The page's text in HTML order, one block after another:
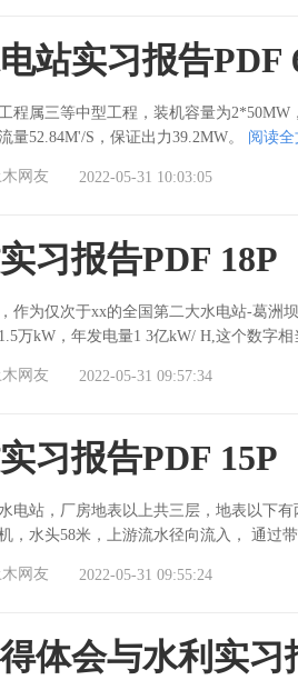
站实习报告PDF
程属三等中型工程，装机容量为
量52.84M'/S，保证出力39.2MW。 阅读全
木网友 2022-05-31 10:03:05
习报告PDF 18P
作为仅次于xx的全国第二大水电站-葛洲
万kW，年发电量1 3亿kW/ H,这个数字
木网友 2022-05-31 09:57:34
习报告PDF 15P
电站，厂房地表以上共三层，地表以下
，水头58米，上游流水径向流入， 通过
木网友 2022-05-31 09:55:24
体会与水利实习